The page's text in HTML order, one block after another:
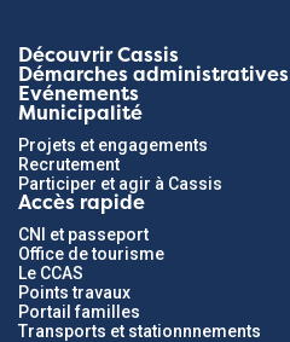
Découvrir Cassis
Démarches administratives
Evénements
Municipalité
Projets et engagements
Recrutement
Participer et agir à Cassis
Accès rapide
CNI et passeport
Office de tourisme
Le CCAS
Points travaux
Portail familles
Transports et stationnnements